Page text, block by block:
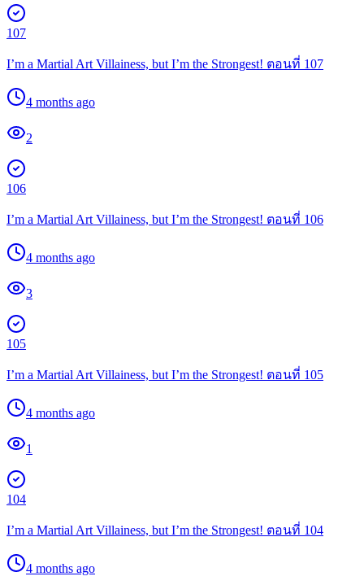
107
I’m a Martial Art Villainess, but I’m the Strongest! ตอนที่ 107
4 months ago
2
106
I’m a Martial Art Villainess, but I’m the Strongest! ตอนที่ 106
4 months ago
3
105
I’m a Martial Art Villainess, but I’m the Strongest! ตอนที่ 105
4 months ago
1
104
I’m a Martial Art Villainess, but I’m the Strongest! ตอนที่ 104
4 months ago